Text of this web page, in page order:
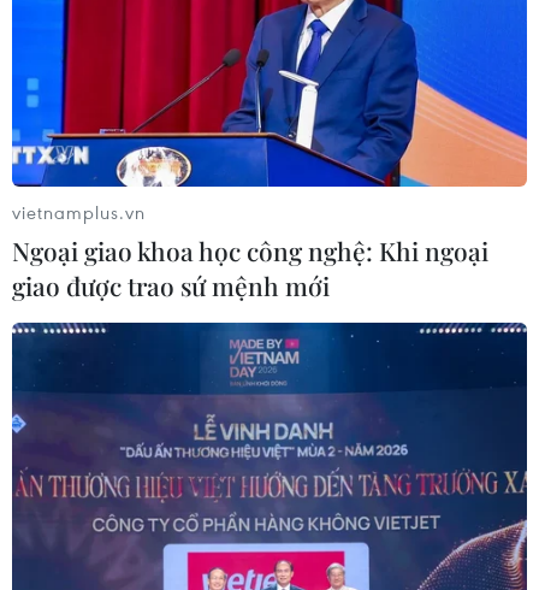
vietnamplus.vn
Ngoại giao khoa học công nghệ: Khi ngoại
giao được trao sứ mệnh mới